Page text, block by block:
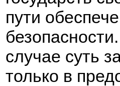
пути
случае суть
только в